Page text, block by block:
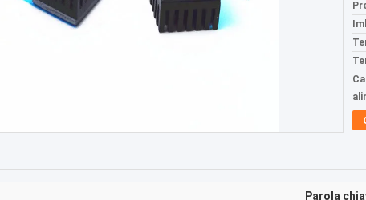
Parola